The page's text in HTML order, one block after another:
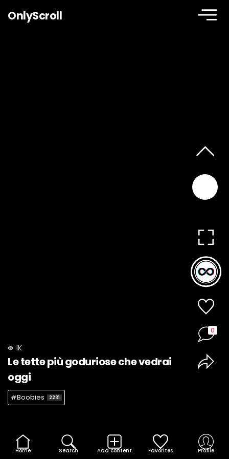
OnlyScroll
1K
Le tette più goduriose che vedrai
oggi
#Boobies 2231
0
Home Search Add content Favorites Profile